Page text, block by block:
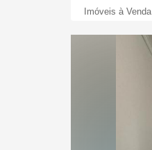
Imóveis à Venda